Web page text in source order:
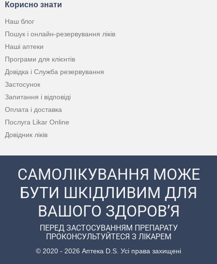
Корисно знати
Наш блог
Пошук і онлайн-резервування ліків
Наші аптеки
Програми для клієнтів
Довідка і Служба резервування
Застосунок
Запитання і відповіді
Оплата і доставка
Послуга Likar Online
Довідник ліків
САМОЛІКУВАННЯ МОЖЕ
БУТИ ШКІДЛИВИМ ДЛЯ
ВАШОГО ЗДОРОВ’Я
ПЕРЕД ЗАСТОСУВАННЯМ ПРЕПАРАТУ
ПРОКОНСУЛЬТУЙТЕСЯ З ЛІКАРЕМ
© 2020 - 2026 Аптека D.S. Усі права захищені